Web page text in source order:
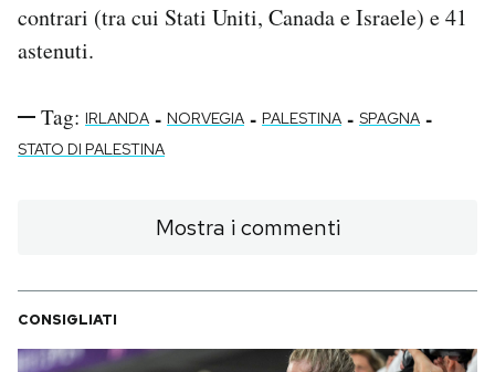
contrari (tra cui Stati Uniti, Canada e Israele) e 41
astenuti.
Tag: IRLANDA - NORVEGIA - PALESTINA - SPAGNA -
STATO DI PALESTINA
Mostra i commenti
CONSIGLIATI